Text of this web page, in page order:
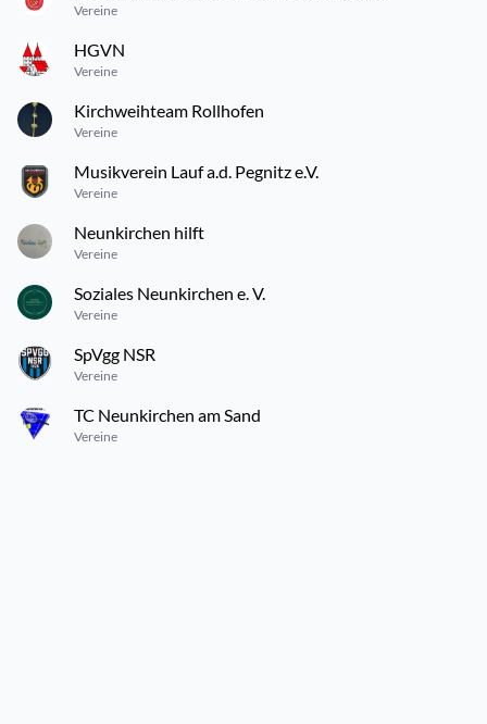
Vereine
HGVN
Vereine
Kirchweihteam Rollhofen
Vereine
Musikverein Lauf a.d. Pegnitz e.V.
Vereine
Neunkirchen hilft
Vereine
Soziales Neunkirchen e. V.
Vereine
SpVgg NSR
Vereine
TC Neunkirchen am Sand
Vereine